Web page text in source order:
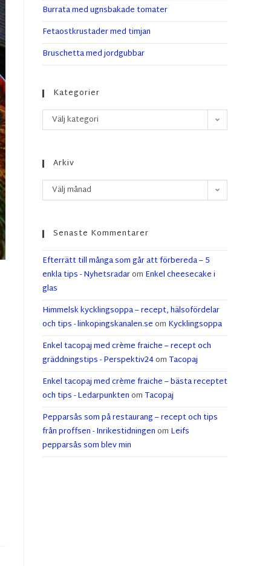
Burrata med ugnsbakade tomater
Fetaostkrustader med timjan
Bruschetta med jordgubbar
Kategorier
Välj kategori
Arkiv
Välj månad
Senaste Kommentarer
Efterrätt till många som går att förbereda – 5
enkla tips - Nyhetsradarom Enkel cheesecake i
glas
Himmelsk kycklingsoppa – recept, hälsofördelar
och tips - linkopingskanalen.seom Kycklingsoppa
Enkel tacopaj med crème fraiche – recept och
gräddningstips - Perspektiv24omTacopaj
Enkel tacopaj med crème fraiche – bästa receptet
och tips - LedarpunktenomTacopaj
Pepparsås som på restaurang – recept och tips
från proffsen - Inrikestidningenom Leifs
pepparsås som blev min